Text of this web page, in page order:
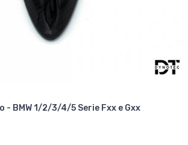
- BMW 1/2/3/4/5 Serie Fxx e Gxx